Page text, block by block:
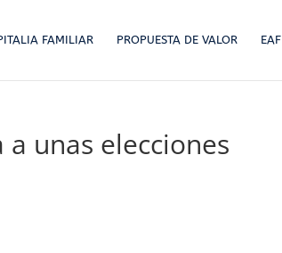
FAMILIAR PROPUESTA DE VALOR EAF
unas elecciones